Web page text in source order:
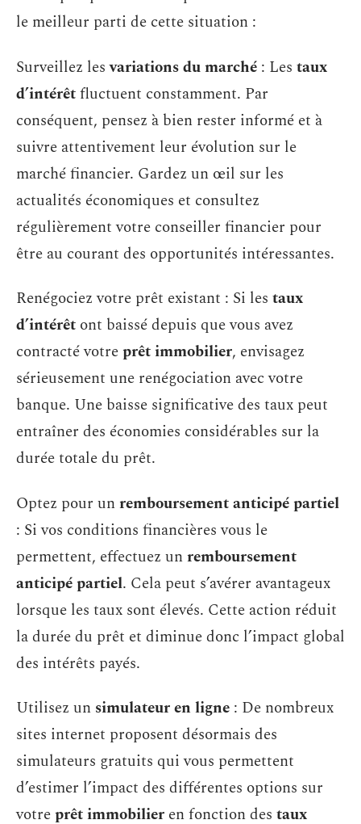
le meilleur parti de cette situation :
Surveillez lesvariations du marché : Les taux
d’intérêtfluctuent constamment. Par
conséquent, pensez à bien rester informé et à
suivre attentivement leur évolution sur le
marché financier. Gardez un œil sur les
actualités économiques et consultez
régulièrement votre conseiller financier pour
être au courant des opportunités intéressantes.
Renégociez votre prêt existant : Si les taux
d’intérêt ont baissé depuis que vous avez
contracté votreprêt immobilier, envisagez
sérieusement une renégociation avec votre
banque. Une baisse significative des taux peut
entraîner des économies considérables sur la
durée totale du prêt.
Optez pour unremboursement anticipé partiel
: Si vos conditions financières vous le
permettent, effectuez unremboursement
anticipé partiel. Cela peut s’avérer avantageux
lorsque les taux sont élevés. Cette action réduit
la durée du prêt et diminue donc l’impact global
des intérêts payés.
Utilisez un simulateur en ligne : De nombreux
sites internet proposent désormais des
simulateurs gratuits qui vous permettent
d’estimer l’impact des différentes options sur
votreprêt immobilier en fonction des taux